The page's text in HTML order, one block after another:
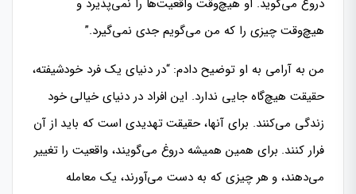
دروغ می‌گوید. او هیچ‌وقت واقعیت‌ها را نمی‌پذیرد و
هیچ‌وقت چیزی را که من می‌گویم جدی نمی‌گیرد.”
من به آرامی به او توضیح دادم: “در دنیای یک فرد خودشیفته،
حقیقت هیچ‌گاه جایی ندارد. این افراد در دنیای خیالی خود
زندگی می‌کنند. برای آنها، حقیقت تهدیدی است که باید از آن
فرار کنند. برای همین همیشه دروغ می‌گویند، واقعیت را تغییر
می‌دهند، و هر چیزی که به دست می‌آورند، یک معامله